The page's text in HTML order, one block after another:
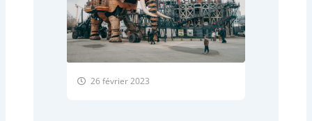
26 février 2023